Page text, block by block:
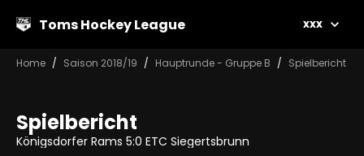
Toms Hockey League xxx
Home Saison 2018/19 Hauptrunde - Gruppe B Spielbericht
Spielbericht
Königsdorfer Rams 5:0 ETC Siegertsbrunn